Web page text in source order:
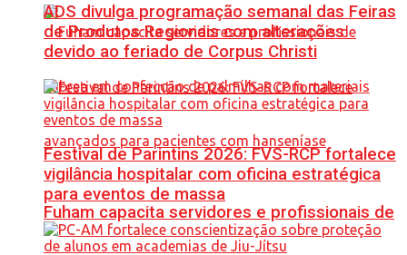
Fuham capacita servidores e profissionais de
ADS divulga programação semanal das Feiras
de Produtos Regionais com alterações
devido ao feriado de Corpus Christi
Festival de Parintins 2026: FVS-RCP fortalece
vigilância hospitalar com oficina estratégica
para eventos de massa